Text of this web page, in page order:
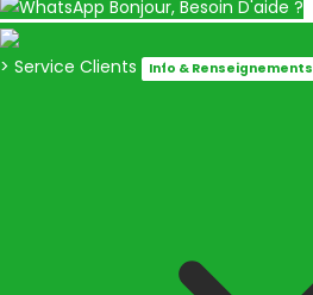
Bonjour, Besoin D'aide ?
> Service Clients Info & Renseignements